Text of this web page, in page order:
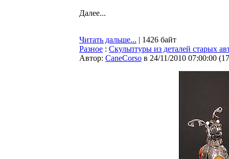
Далее...
Читать дальше... | 1426 байт
Разное : Скульптуры из деталей старых
Автор: CaneCorso в 24/11/2010 07:00:00 (